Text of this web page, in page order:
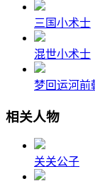
三国小术士
混世小术士
梦回运河前
相关人物
关关公子